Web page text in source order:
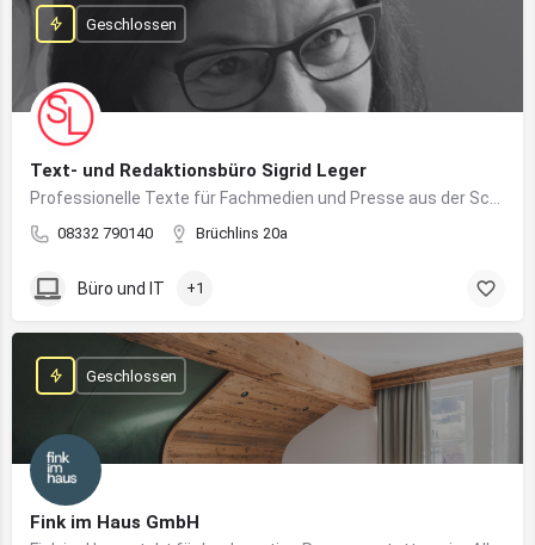
Text- und Redaktionsbüro Sigrid Leger
08332 790140 Brüchlins 20a
Geschlossen
Büro und IT +1
Fink im Haus GmbH
Geschlossen